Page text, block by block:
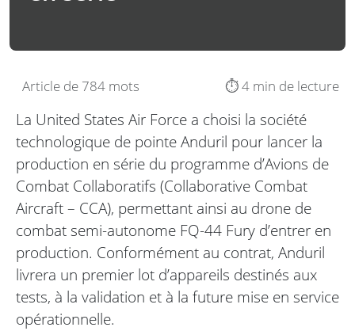
Article de 784 mots ⏱️ 4 min de lecture
La United States Air Force a choisi la société
technologique de pointe Anduril pour lancer la
production en série du programme d’Avions de
Combat Collaboratifs (Collaborative Combat
Aircraft – CCA), permettant ainsi au drone de
combat semi-autonome FQ-44 Fury d’entrer en
production. Conformément au contrat, Anduril
livrera un premier lot d’appareils destinés aux
tests, à la validation et à la future mise en service
opérationnelle.